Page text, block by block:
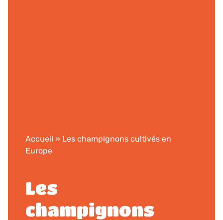
Accueil » Les champignons cultivés en
Europe
Les
champignons